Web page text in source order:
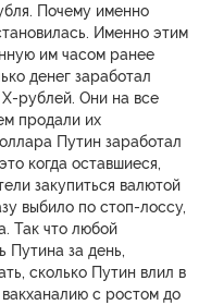
Почему именно
Именно этим
им часом ранее
денег заработал
рублей. Они на все
продали их
Путин заработал
когда оставшиеся,
закупиться валютой
выбило по стоп-лоссу,
Так что любой
за день,
сколько Путин влил в
с ростом до